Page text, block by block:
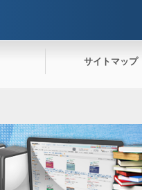
サイトマップ